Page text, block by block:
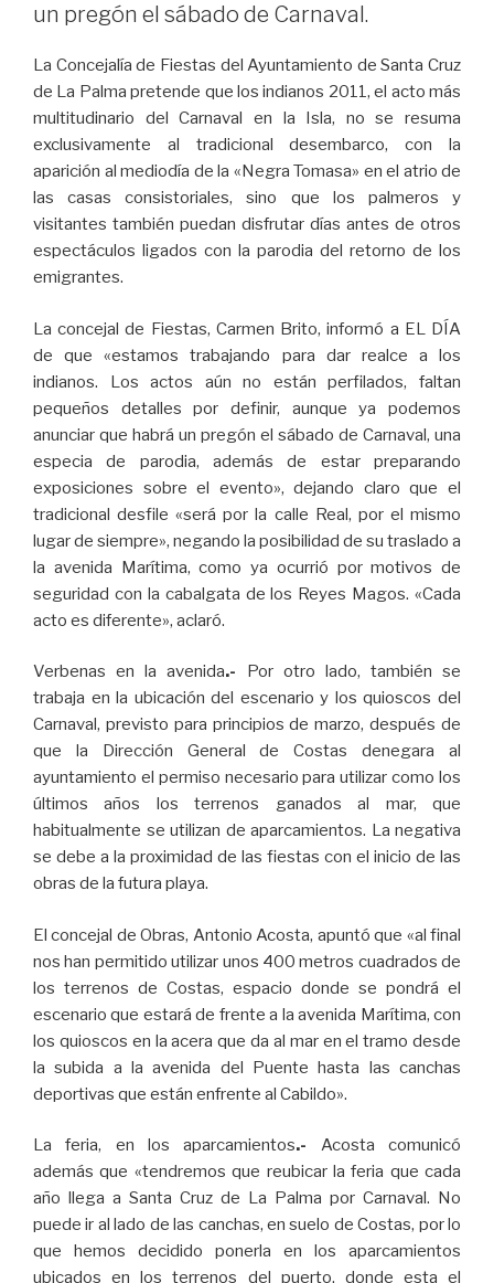
un pregón el sábado de Carnaval.
La Concejalía de Fiestas del Ayuntamiento de Santa Cruz
de La Palma pretende que los indianos 2011, el acto más
multitudinario del Carnaval en la Isla, no se resuma
exclusivamente al tradicional desembarco, con la
aparición al mediodía de la «Negra Tomasa» en el atrio de
las casas consistoriales, sino que los palmeros y
visitantes también puedan disfrutar días antes de otros
espectáculos ligados con la parodia del retorno de los
emigrantes.
La concejal de Fiestas, Carmen Brito, informó a EL DÍA
de que «estamos trabajando para dar realce a los
indianos. Los actos aún no están perfilados, faltan
pequeños detalles por definir, aunque ya podemos
anunciar que habrá un pregón el sábado de Carnaval, una
especia de parodia, además de estar preparando
exposiciones sobre el evento», dejando claro que el
tradicional desfile «será por la calle Real, por el mismo
lugar de siempre», negando la posibilidad de su traslado a
la avenida Marítima, como ya ocurrió por motivos de
seguridad con la cabalgata de los Reyes Magos. «Cada
acto es diferente», aclaró.
Verbenas en la avenida.- Por otro lado, también se
trabaja en la ubicación del escenario y los quioscos del
Carnaval, previsto para principios de marzo, después de
que la Dirección General de Costas denegara al
ayuntamiento el permiso necesario para utilizar como los
últimos años los terrenos ganados al mar, que
habitualmente se utilizan de aparcamientos. La negativa
se debe a la proximidad de las fiestas con el inicio de las
obras de la futura playa.
El concejal de Obras, Antonio Acosta, apuntó que «al final
nos han permitido utilizar unos 400 metros cuadrados de
los terrenos de Costas, espacio donde se pondrá el
escenario que estará de frente a la avenida Marítima, con
los quioscos en la acera que da al mar en el tramo desde
la subida a la avenida del Puente hasta las canchas
deportivas que están enfrente al Cabildo».
La feria, en los aparcamientos.- Acosta comunicó
además que «tendremos que reubicar la feria que cada
año llega a Santa Cruz de La Palma por Carnaval. No
puede ir al lado de las canchas, en suelo de Costas, por lo
que hemos decidido ponerla en los aparcamientos
ubicados en los terrenos del puerto, donde esta el